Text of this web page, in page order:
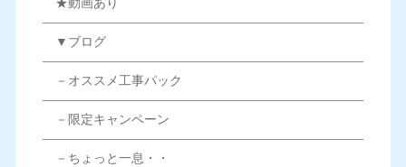
★動画あり
▼ブログ
－オススメ工事パック
－限定キャンペーン
－ちょっと一息・・